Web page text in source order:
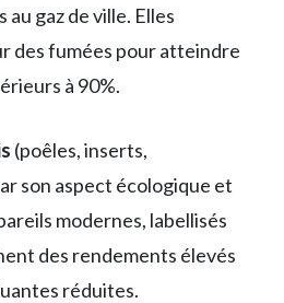
gaz de ville. Elles
des fumées pour atteindre
à 90%.
(poêles, inserts,
son aspect écologique et
modernes, labellisés
des rendements élevés
réduites.